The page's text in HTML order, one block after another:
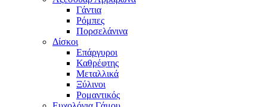
Γάντια
Ρόμπες
Πορσελάνινα
Δίσκοι
Επάργυροι
Καθρέφτης
Μεταλλικά
Ξύλινοι
Ρομαντικός